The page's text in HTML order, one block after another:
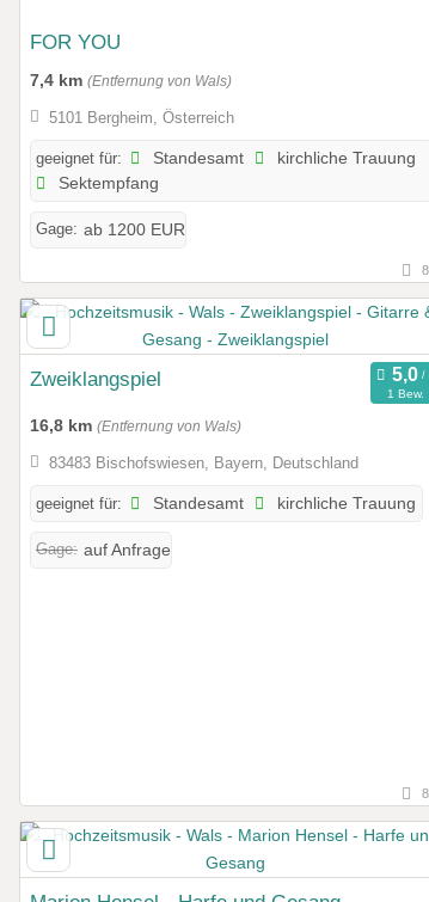
FOR YOU
7,4 km (Entfernung von Wals)
5101 Bergheim, Österreich
geeignet für: Standesamt
kirchliche Trauung
Sektempfang
Gage: ab 1200 EUR
Zweiklangspiel
1 Bew.
16,8 km (Entfernung von Wals)
83483 Bischofswiesen, Bayern, Deutschland
geeignet für: Standesamt kirchliche Trauung
Gage: auf Anfrage